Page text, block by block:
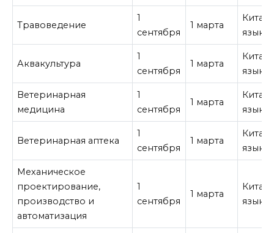
Травоведение
1
сентября
1 марта
язык
Аквакультура
1
сентября
1 марта
язык
Ветеринарная
медицина
1
сентября
1 марта
язык
Ветеринарная аптека
1
сентября
1 марта
язык
Механическое
проектирование,
производство и
автоматизация
1
сентября
1 марта
язык